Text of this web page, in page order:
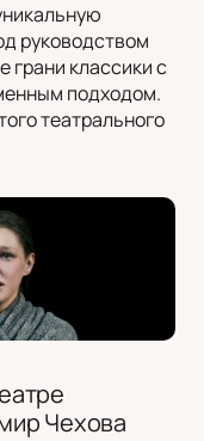
руководством
грани классики с
подходом.
театрального
Чехова